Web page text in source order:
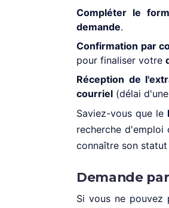
Compléter le
demande.
Confirmation par
pour finaliser votre
Réception de
courriel (délai
Saviez-vous que le
recherche
connaître son
Demande
Si vous ne pouvez